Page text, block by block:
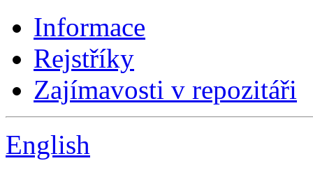
Informace
Rejstříky
Zajímavosti v repozitáři
English